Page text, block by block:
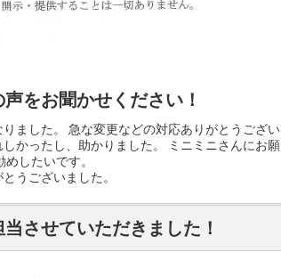
をお聞かせください！
ました。 急な変更などの対応ありがとうござ
しかったし、助かりました。 ミニミニさんにお
したいです。
うございました。
させていただきました！